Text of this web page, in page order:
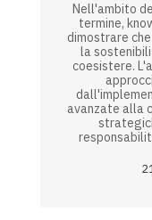
Nell'ambito
termine,
dimostrare
la
coesistere.
avanzate alla